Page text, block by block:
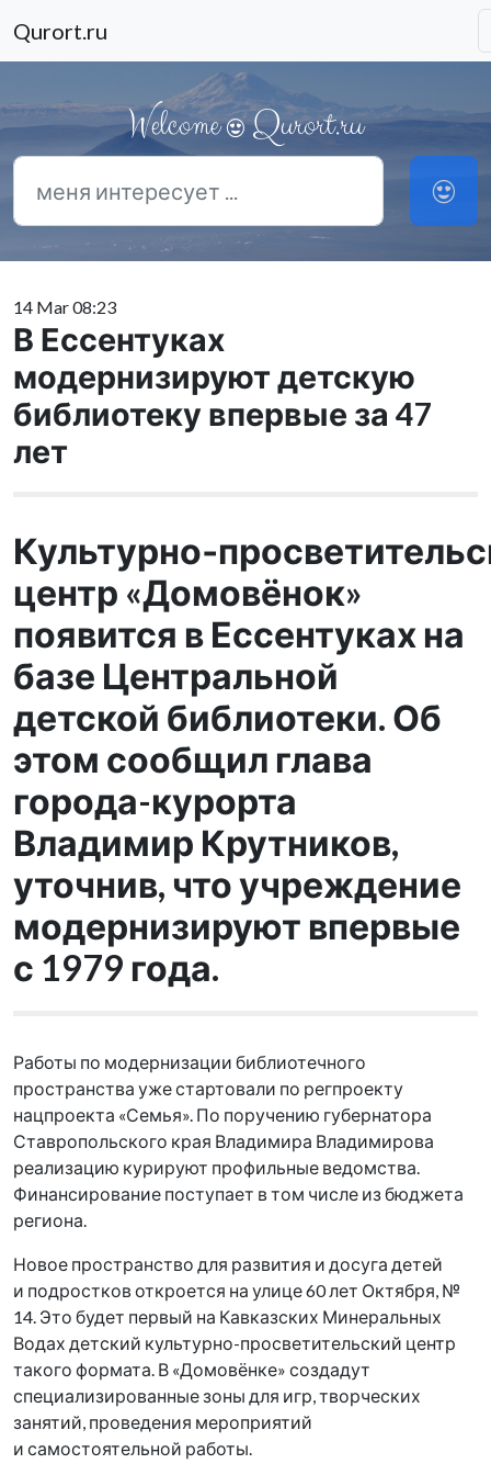
Qurort.ru
Welcome Qurort.ru
14 Mar 08:23
В Ессентуках
модернизируют детскую
библиотеку впервые за 47
лет
центр «Домовёнок»
появится в Ессентуках на
базе Центральной
детской библиотеки. Об
этом сообщил глава
города-курорта
Владимир Крутников,
уточнив, что учреждение
модернизируют впервые
с 1979 года.
Работы по модернизации библиотечного
пространства уже стартовали по регпроекту
нацпроекта «Семья». По поручению губернатора
Ставропольского края Владимира Владимирова
реализацию курируют профильные ведомства.
Финансирование поступает в том числе из бюджета
региона.
Новое пространство для развития и досуга детей
и подростков откроется на улице 60 лет Октября, №
14. Это будет первый на Кавказских Минеральных
Водах детский культурно-просветительский центр
такого формата. В «Домовёнке» создадут
специализированные зоны для игр, творческих
занятий, проведения мероприятий
и самостоятельной работы.